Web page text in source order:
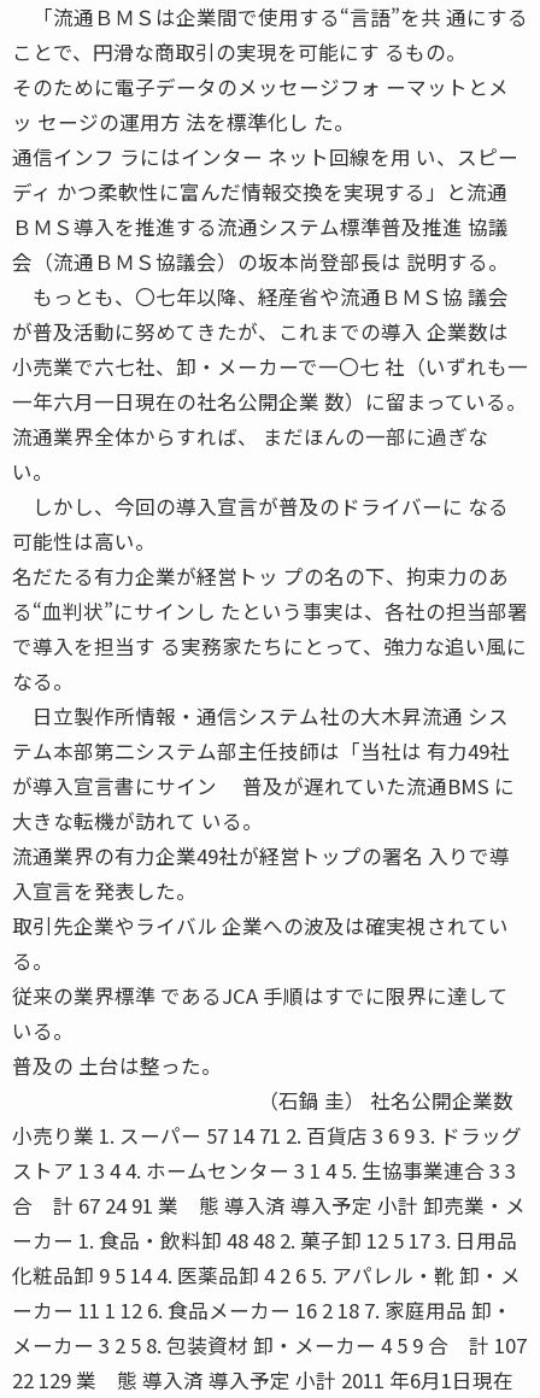
「流通ＢＭＳは企業間で使用する“言語”を共 通にする
ことで、円滑な商取引の実現を可能にす るもの。
そのために電子データのメッセージフォ ーマットとメ
ッ セージの運用方 法を標準化し た。
通信インフ ラにはインター ネット回線を用 い、スピー
ディ かつ柔軟性に富んだ情報交換を実現する」と流通
ＢＭＳ導入を推進する流通システム標準普及推進 協議
会（流通ＢＭＳ協議会）の坂本尚登部長は 説明する。
もっとも、〇七年以降、経産省や流通ＢＭＳ協 議会
が普及活動に努めてきたが、これまでの導入 企業数は
小売業で六七社、卸・メーカーで一〇七 社（いずれも一
一年六月一日現在の社名公開企業 数）に留まっている。
流通業界全体からすれば、 まだほんの一部に過ぎな
い。
しかし、今回の導入宣言が普及のドライバーに なる
可能性は高い。
名だたる有力企業が経営トッ プの名の下、拘束力のあ
る“血判状”にサインし たという事実は、各社の担当部署
で導入を担当す る実務家たちにとって、強力な追い風に
なる。
日立製作所情報・通信システム社の大木昇流通 シス
テム本部第二システム部主任技師は「当社は 有力49社
が導入宣言書にサイン 普及が遅れていた流通BMS に
大きな転機が訪れて いる。
流通業界の有力企業49社が経営トップの署名 入りで導
入宣言を発表した。
取引先企業やライバル 企業への波及は確実視されてい
る。
従来の業界標準 であるJCA 手順はすでに限界に達して
いる。
普及の 土台は整った。
（石鍋 圭） 社名公開企業数
小売り業 1. スーパー 57 14 71 2. 百貨店 3 6 9 3. ドラッグ
ストア 1 3 4 4. ホームセンター 3 1 4 5. 生協事業連合 3 3
合 計 67 24 91 業 態 導入済 導入予定 小計 卸売業・メ
ーカー 1. 食品・飲料卸 48 48 2. 菓子卸 12 5 17 3. 日用品
化粧品卸 9 5 14 4. 医薬品卸 4 2 6 5. アパレル・靴 卸・メ
ーカー 11 1 12 6. 食品メーカー 16 2 18 7. 家庭用品 卸・
メーカー 3 2 5 8. 包装資材 卸・メーカー 4 5 9 合 計 107
22 129 業 態 導入済 導入予定 小計 2011 年6月1日現在